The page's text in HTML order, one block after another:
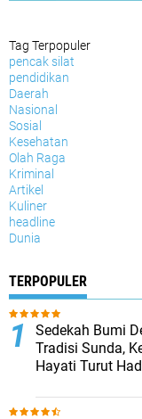
Tag Terpopuler
pencak silat
pendidikan
Daerah
Nasional
Sosial
Kesehatan
Olah Raga
Kriminal
Artikel
Kuliner
headline
Dunia
TERPOPULER
Sedekah Bumi
Tradisi Sunda,
Hayati Turut